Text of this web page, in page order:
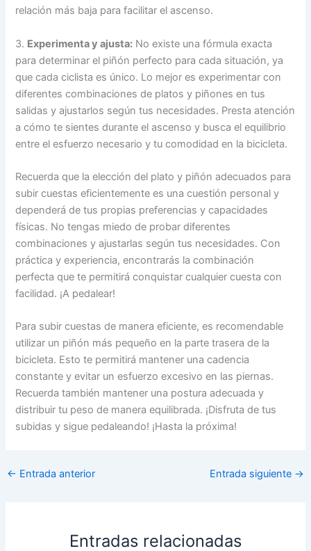
relación más baja para facilitar el ascenso.
3. Experimenta y ajusta: No existe una fórmula exacta
para determinar el piñón perfecto para cada situación, ya
que cada ciclista es único. Lo mejor es experimentar con
diferentes combinaciones de platos y piñones en tus
salidas y ajustarlos según tus necesidades. Presta atención
a cómo te sientes durante el ascenso y busca el equilibrio
entre el esfuerzo necesario y tu comodidad en la bicicleta.
Recuerda que la elección del plato y piñón adecuados para
subir cuestas eficientemente es una cuestión personal y
dependerá de tus propias preferencias y capacidades
físicas. No tengas miedo de probar diferentes
combinaciones y ajustarlas según tus necesidades. Con
práctica y experiencia, encontrarás la combinación
perfecta que te permitirá conquistar cualquier cuesta con
facilidad. ¡A pedalear!
Para subir cuestas de manera eficiente, es recomendable
utilizar un piñón más pequeño en la parte trasera de la
bicicleta. Esto te permitirá mantener una cadencia
constante y evitar un esfuerzo excesivo en las piernas.
Recuerda también mantener una postura adecuada y
distribuir tu peso de manera equilibrada. ¡Disfruta de tus
subidas y sigue pedaleando! ¡Hasta la próxima!
← Entrada anterior Entrada siguiente →
Entradas relacionadas